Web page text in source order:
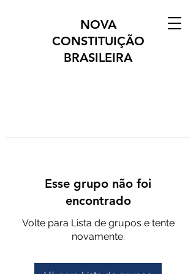
NOVA
CONSTITUIÇÃO
BRASILEIRA
Esse grupo não foi
encontrado
Volte para Lista de grupos e tente
novamente.